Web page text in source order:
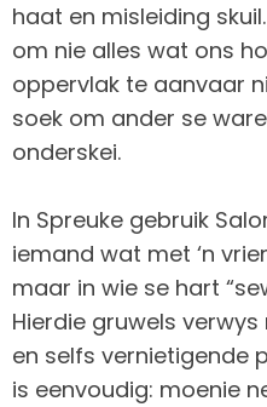
haat en misleiding
om nie alles wat ons
oppervlak te aanvaar
soek om ander se
onderskei.
In Spreuke gebruik
iemand wat met ‘n
maar in wie se hart
Hierdie gruwels
en selfs vernietigende
is eenvoudig: moenie